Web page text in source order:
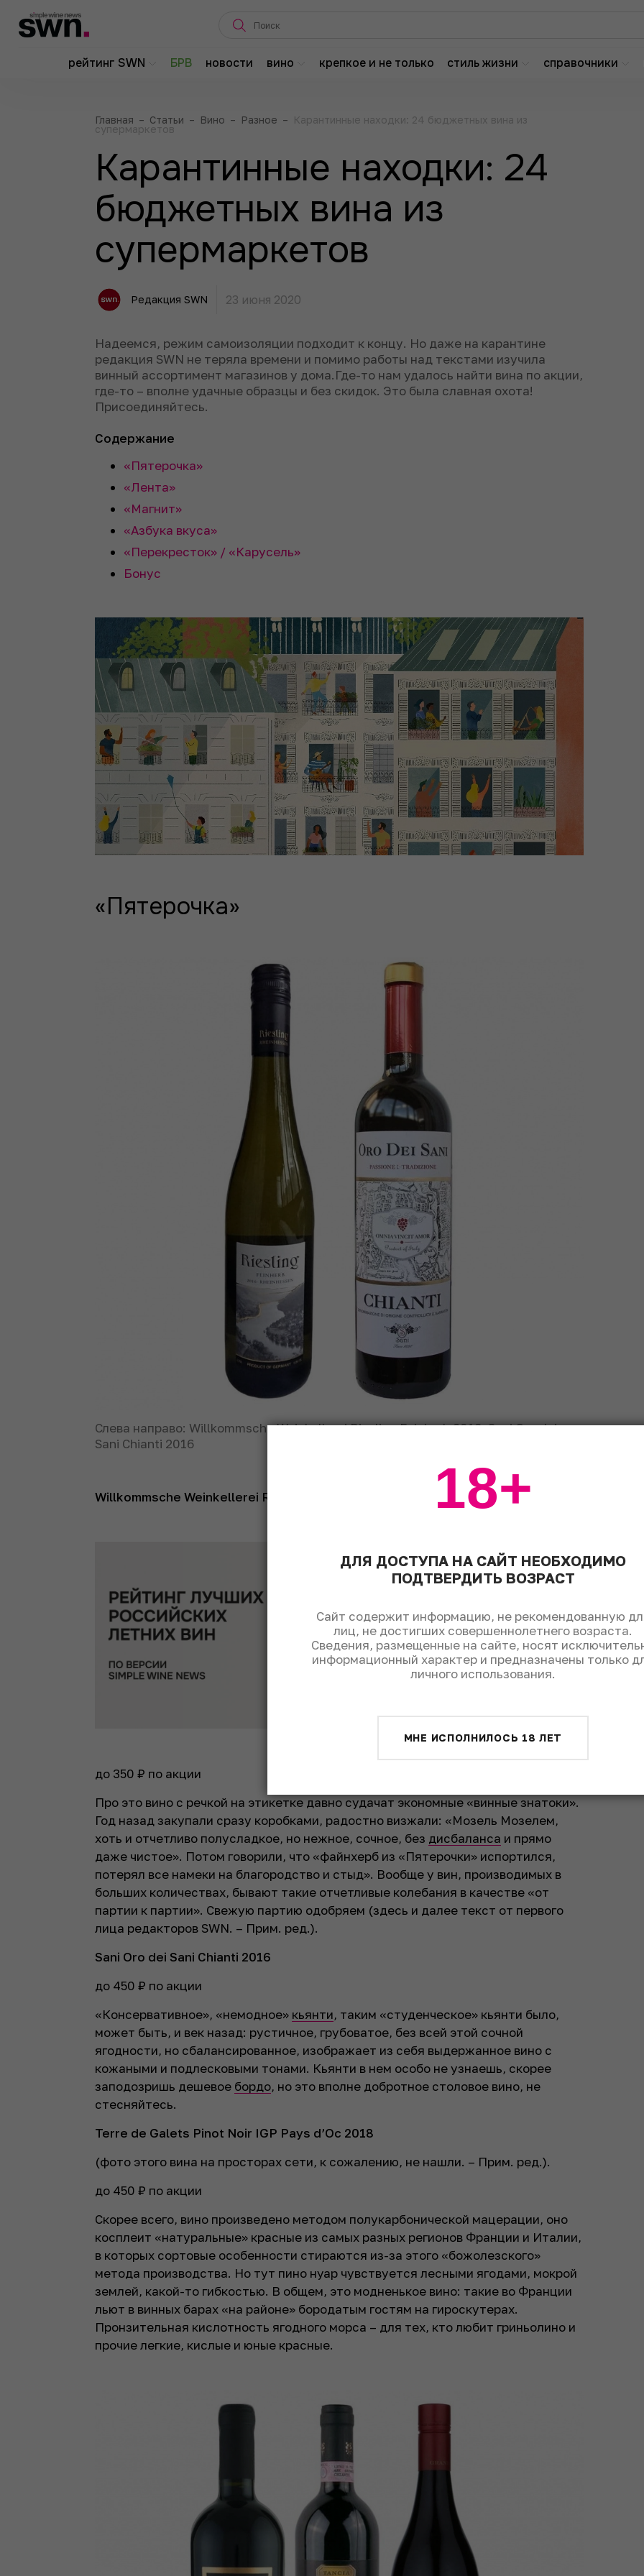
рейтинг SWN БРВ новости вино крепкое и не только стиль жизни справочники
Главная – Статьи – Вино – Разное – Карантинные находки: 24 бюджетных вина из
супермаркетов
Карантинные находки: 24
бюджетных вина из
супермаркетов
Редакция SWN 23 июня 2020
Надеемся, режим самоизоляции подходит к концу. Но даже на карантине
редакция SWN не теряла времени и помимо работы над текстами изучила
винный ассортимент магазинов у дома.Где-то нам удалось найти вина по акции,
где-то – вполне удачные образцы и без скидок. Это была славная охота!
Присоединяйтесь.
Содержание
«Пятерочка»
«Лента»
«Магнит»
«Азбука вкуса»
«Перекресток» / «Карусель»
Бонус
«Пятерочка»
Слева направо: Willkommsche Weinkellerei Riesling Feinherb 2018; Sani Oro dei
Sani Chianti 2016
Willkommsche Weinkellerei Riesling Feinherb 2018
до 350 ₽ по акции
Про это вино с речкой на этикетке давно судачат экономные «винные знатоки».
Год назад закупали сразу коробками, радостно визжали: «Мозель Мозелем,
хоть и отчетливо полусладкое, но нежное, сочное, без дисбаланса и прямо
даже чистое». Потом говорили, что «файнхерб из «Пятерочки» испортился,
потерял все намеки на благородство и стыд». Вообще у вин, производимых в
больших количествах, бывают такие отчетливые колебания в качестве «от
партии к партии». Свежую партию одобряем (здесь и далее текст от первого
лица редакторов SWN. – Прим. ред.).
Sani Oro dei Sani Chianti 2016
до 450 ₽ по акции
«Консервативное», «немодное» кьянти, таким «студенческое» кьянти было,
может быть, и век назад: рустичное, грубоватое, без всей этой сочной
ягодности, но сбалансированное, изображает из себя выдержанное вино с
кожаными и подлесковыми тонами. Кьянти в нем особо не узнаешь, скорее
заподозришь дешевое бордо, но это вполне добротное столовое вино, не
стесняйтесь.
Terre de Galets Pinot Noir IGP Pays d’Oc 2018
(фото этого вина на просторах сети, к сожалению, не нашли. – Прим. ред.).
до 450 ₽ по акции
Скорее всего, вино произведено методом полукарбонической мацерации, оно
косплеит «натуральные» красные из самых разных регионов Франции и Италии,
в которых сортовые особенности стираются из-за этого «божолезского»
метода производства. Но тут пино нуар чувствуется лесными ягодами, мокрой
землей, какой-то гибкостью. В общем, это модненькое вино: такие во Франции
льют в винных барах «на районе» бородатым гостям на гироскутерах.
Пронзительная кислотность ягодного морса – для тех, кто любит гриньолино и
прочие легкие, кислые и юные красные.
ДЛЯ ДОСТУПА НА САЙТ НЕОБХОДИМО
ПОДТВЕРДИТЬ ВОЗРАСТ
Сайт содержит информацию, не рекомендованную
лиц, не достигших совершеннолетнего возраста.
Сведения, размещенные на сайте, носят
информационный характер и предназначены только
личного использования.
МНЕ ИСПОЛНИЛОСЬ 18 ЛЕТ
18+